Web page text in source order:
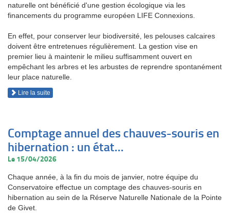
naturelle ont bénéficié d'une gestion écologique via les
financements du programme européen LIFE Connexions.
En effet, pour conserver leur biodiversité, les pelouses calcaires
doivent être entretenues régulièrement. La gestion vise en
premier lieu à maintenir le milieu suffisamment ouvert en
empêchant les arbres et les arbustes de reprendre spontanément
leur place naturelle.
Lire la suite
Comptage annuel des chauves-souris en
hibernation : un état...
Le 15/04/2026
Chaque année, à la fin du mois de janvier, notre équipe du
Conservatoire effectue un comptage des chauves-souris en
hibernation au sein de la Réserve Naturelle Nationale de la Pointe
de Givet.